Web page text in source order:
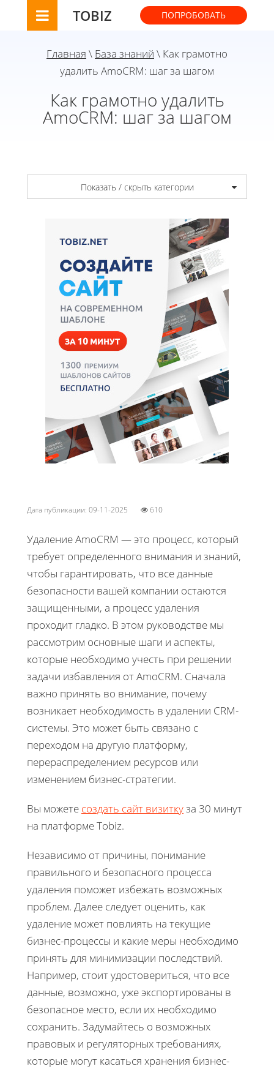
TOBIZ ПОПРОБОВАТЬ
Главная \ База знаний \ Как грамотно
удалить AmoCRM: шаг за шагом
Как грамотно удалить
AmoCRM: шаг за шагом
Показать / скрыть категории
Дата публикации: 09-11-2025 610
Удаление AmoCRM — это процесс, который
требует определенного внимания и знаний,
чтобы гарантировать, что все данные
безопасности вашей компании остаются
защищенными, а процесс удаления
проходит гладко. В этом руководстве мы
рассмотрим основные шаги и аспекты,
которые необходимо учесть при решении
задачи избавления от AmoCRM. Сначала
важно принять во внимание, почему
возникает необходимость в удалении CRM-
системы. Это может быть связано с
переходом на другую платформу,
перераспределением ресурсов или
изменением бизнес-стратегии.
Вы можете создать сайт визиткуза 30 минут
на платформе Tobiz.
Независимо от причины, понимание
правильного и безопасного процесса
удаления поможет избежать возможных
проблем. Далее следует оценить, как
удаление может повлиять на текущие
бизнес-процессы и какие меры необходимо
принять для минимизации последствий.
Например, стоит удостовериться, что все
данные, возможно, уже экспортированы в
безопасное место, если их необходимо
сохранить. Задумайтесь о возможных
правовых и регуляторных требованиях,
которые могут касаться хранения бизнес-